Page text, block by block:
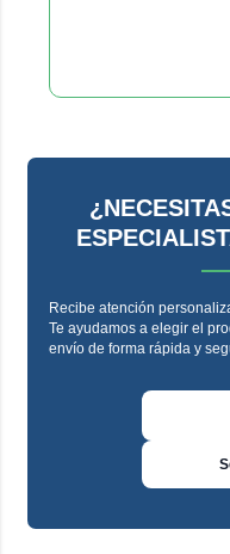
Recibe atención
Te ayudamos a elegir el
envío de forma rápida y